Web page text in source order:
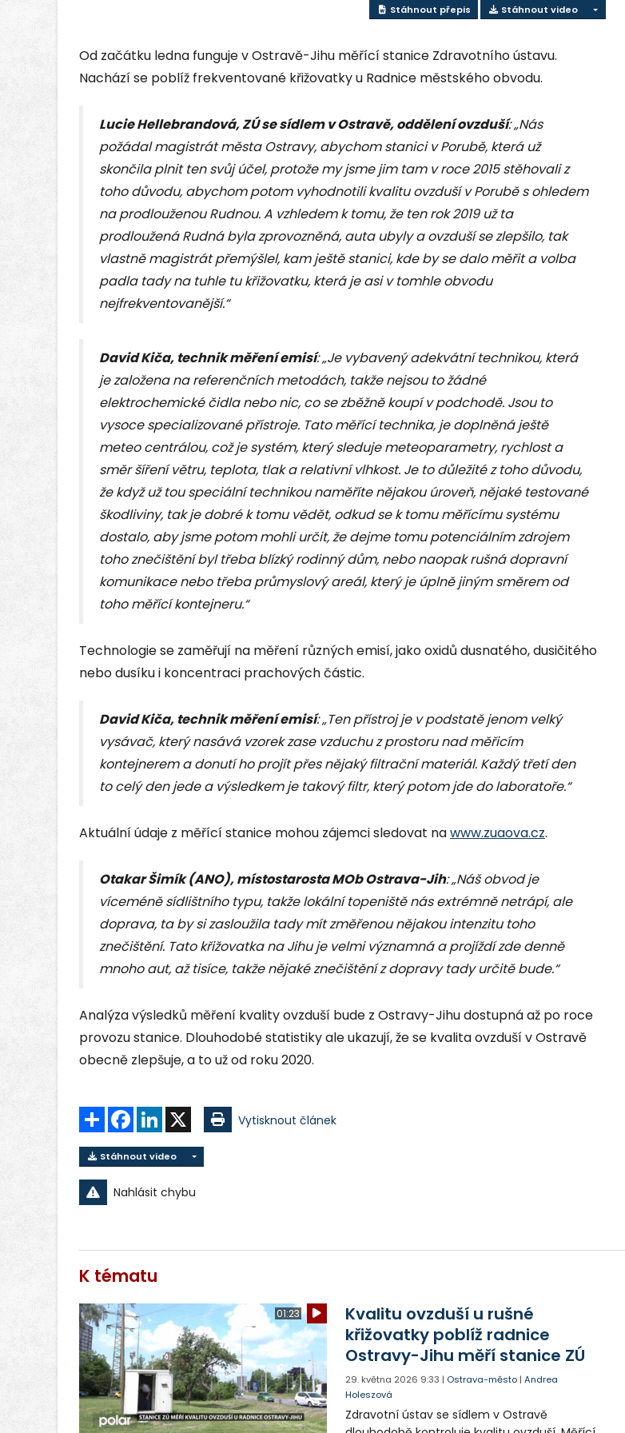
Stáhnout přepis Stáhnout video
Od začátku ledna funguje v Ostravě-Jihu měřící stanice Zdravotního ústavu.
Nachází se poblíž frekventované křižovatky u Radnice městského obvodu.
Lucie Hellebrandová, ZÚ se sídlem v Ostravě, oddělení ovzduší: „Nás
požádal magistrát města Ostravy, abychom stanici v Porubě, která už
skončila plnit ten svůj účel, protože my jsme jim tam v roce 2015 stěhovali z
toho důvodu, abychom potom vyhodnotili kvalitu ovzduší v Porubě s ohledem
na prodlouženou Rudnou. A vzhledem k tomu, že ten rok 2019 už ta
prodloužená Rudná byla zprovozněná, auta ubyly a ovzduší se zlepšilo, tak
vlastně magistrát přemýšlel, kam ještě stanici, kde by se dalo měřit a volba
padla tady na tuhle tu křižovatku, která je asi v tomhle obvodu
nejfrekventovanější.“
David Kiča, technik měření emisí: „Je vybavený adekvátní technikou, která
je založena na referenčních metodách, takže nejsou to žádné
elektrochemické čidla nebo nic, co se zběžně koupí v podchodě. Jsou to
vysoce specializované přístroje. Tato měřící technika, je doplněná ještě
meteo centrálou, což je systém, který sleduje meteoparametry, rychlost a
směr šíření větru, teplota, tlak a relativní vlhkost. Je to důležité z toho důvodu,
že když už tou speciální technikou naměříte nějakou úroveň, nějaké testované
škodliviny, tak je dobré k tomu vědět, odkud se k tomu měřícímu systému
dostalo, aby jsme potom mohli určit, že dejme tomu potenciálním zdrojem
toho znečištění byl třeba blízký rodinný dům, nebo naopak rušná dopravní
komunikace nebo třeba průmyslový areál, který je úplně jiným směrem od
toho měřící kontejneru.“
Technologie se zaměřují na měření různých emisí, jako oxidů dusnatého, dusičitého
nebo dusíku i koncentraci prachových částic.
David Kiča, technik měření emisí: „Ten přístroj je v podstatě jenom velký
vysávač, který nasává vzorek zase vzduchu z prostoru nad měřicím
kontejnerem a donutí ho projít přes nějaký filtrační materiál. Každý třetí den
to celý den jede a výsledkem je takový filtr, který potom jde do laboratoře.“
Aktuální údaje z měřící stanice mohou zájemci sledovat nawww.zuaova.cz.
Otakar Šimík (ANO), místostarosta MOb Ostrava-Jih: „Náš obvod je
víceméně sídlištního typu, takže lokální topeniště nás extrémně netrápí, ale
doprava, ta by si zasloužila tady mít změřenou nějakou intenzitu toho
znečištění. Tato křižovatka na Jihu je velmi významná a projíždí zde denně
mnoho aut, až tisíce, takže nějaké znečištění z dopravy tady určitě bude.“
Analýza výsledků měření kvality ovzduší bude z Ostravy-Jihu dostupná až po roce
provozu stanice. Dlouhodobé statistiky ale ukazují, že se kvalita ovzduší v Ostravě
obecně zlepšuje, a to už od roku 2020.
Sdílet FacebookLinkedIn Vytisknout článek
Stáhnout video
Nahlásit chybu
K tématu
01:23
Kvalitu ovzduší u rušné
křižovatky poblíž radnice
Ostravy-Jihu měří stanice ZÚ
29. května 2026 9:33 | Ostrava-město |Andrea
Holeszová
Zdravotní ústav se sídlem v Ostravě